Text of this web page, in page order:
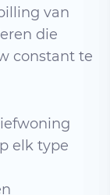
van
die
constant te
elk type